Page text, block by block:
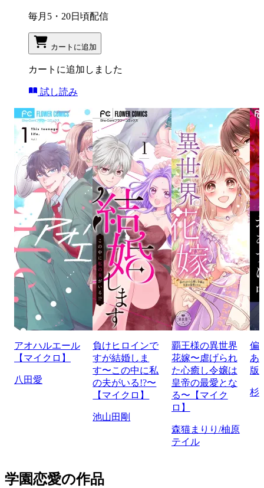
毎月5・20日頃配信
カートに追加
カートに追加しました
試し読み
アオハルエール
【マイクロ】
八田愛
負けヒロインで
すが結婚しま
す〜この中に私
の夫がいる!?〜
【マイクロ】
池山田剛
覇王様の異世界
花嫁〜虐げられ
た心癒し令嬢は
皇帝の最愛とな
る〜【マイク
ロ】
森猫まりり/柚原
テイル
偏
あ
版
杉
学園恋愛の作品